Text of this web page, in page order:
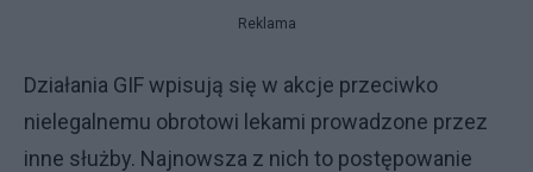
Reklama
Działania GIF wpisują się w akcje przeciwko
nielegalnemu obrotowi lekami prowadzone przez
inne służby. Najnowsza z nich to postępowanie